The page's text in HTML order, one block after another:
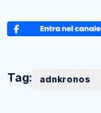
Tag: adnkronos